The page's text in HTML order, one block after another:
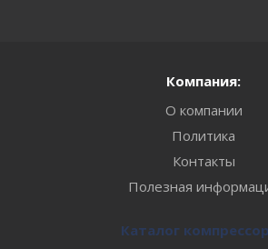
Компания:
О компании
Политика
Контакты
Полезная
Каталог